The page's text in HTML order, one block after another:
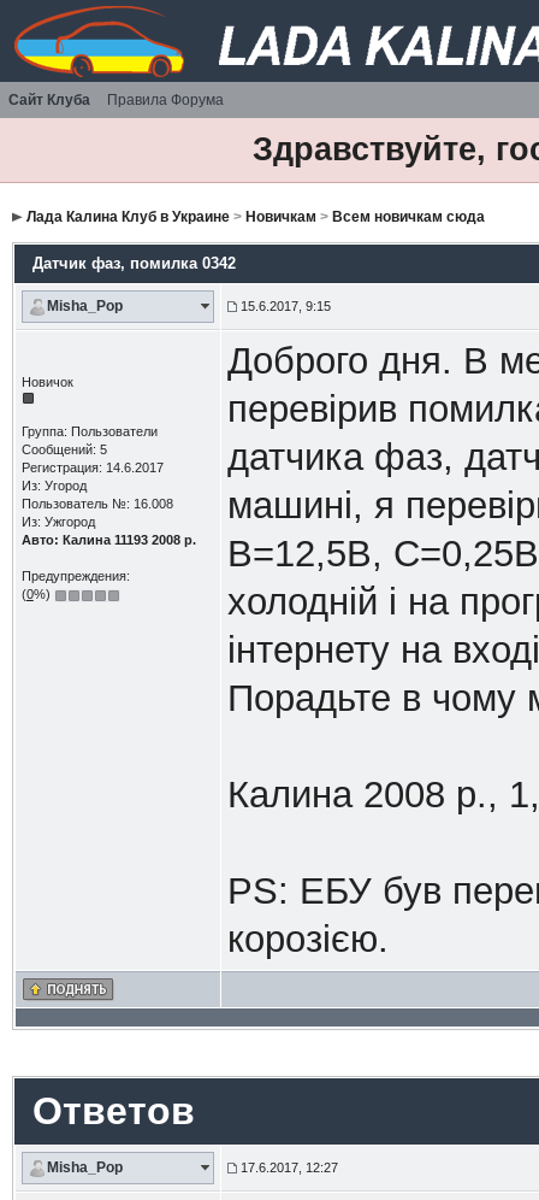
Сайт Клуба Правила Форума
Здравствуйте,
Лада Калина Клуб в Украине> Новичкам > Всем новичкам сюда
Датчик фаз, помилка 0342
Misha_Pop 15.6.2017, 9:15
Новичок
Группа: Пользователи
Сообщений: 5
Регистрация: 14.6.2017
Из: Угород
Пользователь №: 16.008
Из: Ужгород
Авто: Калина 11193 2008 р.
Предупреждения:
(0%)
Доброго дня. В
перевірив
датчика фаз,
машині, я
B=12,5В,
холодній і на
інтернету на
Порадьте в чому
Калина 2008 р.,
PS: ЕБУ був
корозією.
Ответов
Misha_Pop 17.6.2017, 12:27